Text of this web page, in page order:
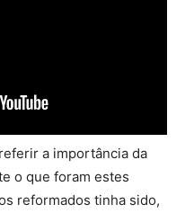
a importância da
o que foram estes
reformados tinha sido,